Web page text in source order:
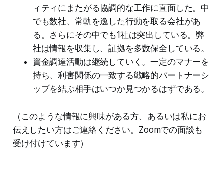
ィティにまたがる協調的な工作に直面した。中
でも数社、常軌を逸した行動を取る会社があ
る。さらにその中でも1社は突出している。弊
社は情報を収集し、証拠を多数保全している。
資金調達活動は継続していく。一定のマナーを
持ち、利害関係の一致する戦略的パートナーシ
ップを結ぶ相手はいつか見つかるはずである。
（このような情報に興味がある方、あるいは私にお
伝えしたい方はご連絡ください。Zoomでの面談も
受け付けています）